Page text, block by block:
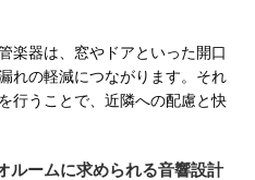
楽器は、窓やドアといった開口
れの軽減につながります。それ
行うことで、近隣への配慮と快
ルームに求められる音響設計